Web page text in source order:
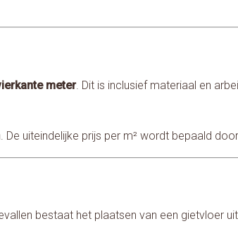
meter. Dit is inclusief materiaal en
uiteindelijke prijs per m² wordt bepaald
bestaat het plaatsen van een gietvloer